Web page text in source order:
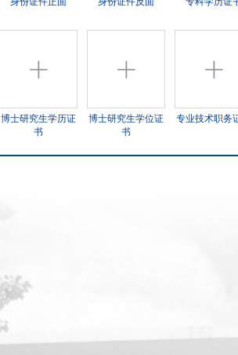
博士研究生学历证
书
博士研究生学位证
书
专业技术职务